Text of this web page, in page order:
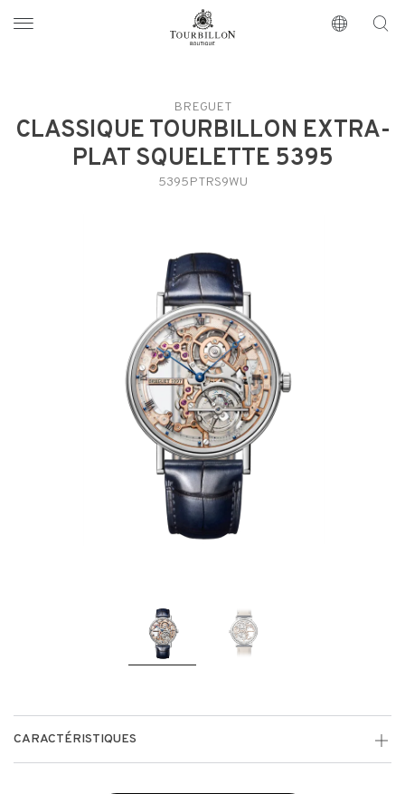
https://www.tourbillon.com/index.php/fr
BREGUET
CLASSIQUE TOURBILLON EXTRA-
PLAT SQUELETTE 5395
5395PTRS9WU
CARACTÉRISTIQUES